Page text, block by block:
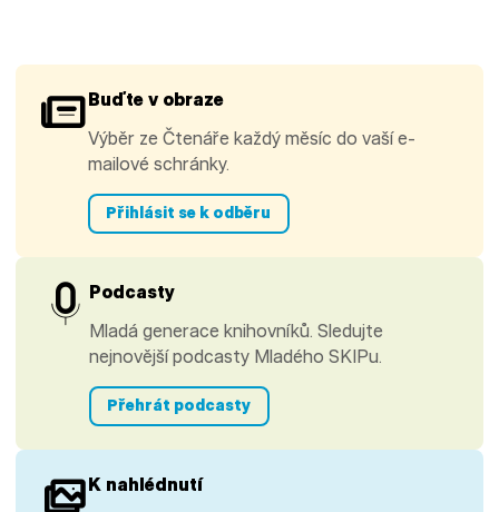
Buďte v obraze
Výběr ze Čtenáře každý měsíc do vaší e-
mailové schránky.
Přihlásit se k odběru
Podcasty
Mladá generace knihovníků. Sledujte
nejnovější podcasty Mladého SKIPu.
Přehrát podcasty
K nahlédnutí